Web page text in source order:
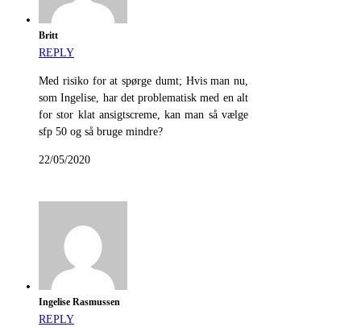
Britt
REPLY
Med risiko for at spørge dumt; Hvis man nu,
som Ingelise, har det problematisk med en alt
for stor klat ansigtscreme, kan man så vælge
sfp 50 og så bruge mindre?
22/05/2020
Ingelise Rasmussen
REPLY